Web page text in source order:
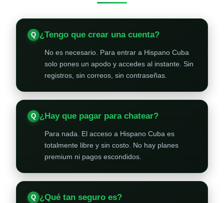
¿Tengo que crear una cuenta?
No es necesario. Para entrar a Hispano Cuba
solo pones un apodo y accedes al instante. Sin
registros, sin correos, sin contraseñas.
¿Hay que pagar para chatear?
Para nada. El acceso a Hispano Cuba es
totalmente libre y sin costo. No hay planes
premium ni pagos escondidos.
¿Qué tan seguro es?